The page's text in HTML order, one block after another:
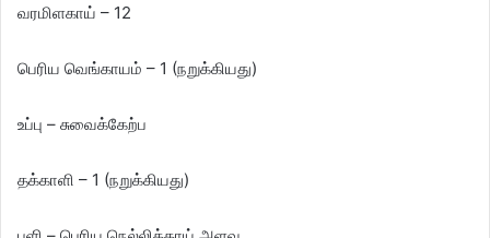
வரமிளகாய் – 12
பெரிய வெங்காயம் – 1 (நறுக்கியது)
உப்பு – சுவைக்கேற்ப
தக்காளி – 1 (நறுக்கியது)